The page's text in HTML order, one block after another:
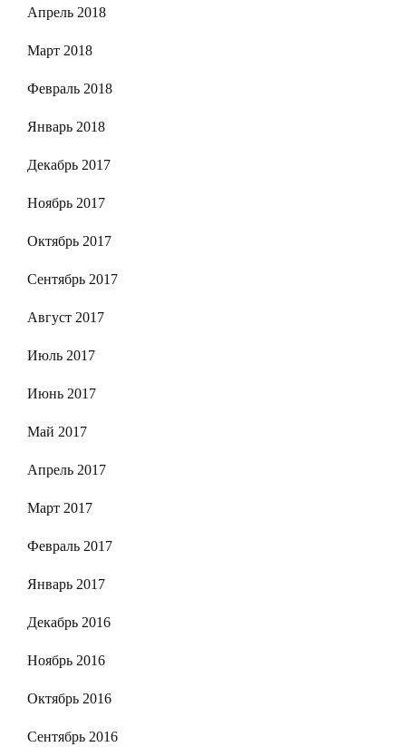
Апрель 2018
Март 2018
Февраль 2018
Январь 2018
Декабрь 2017
Ноябрь 2017
Октябрь 2017
Сентябрь 2017
Август 2017
Июль 2017
Июнь 2017
Май 2017
Апрель 2017
Март 2017
Февраль 2017
Январь 2017
Декабрь 2016
Ноябрь 2016
Октябрь 2016
Сентябрь 2016